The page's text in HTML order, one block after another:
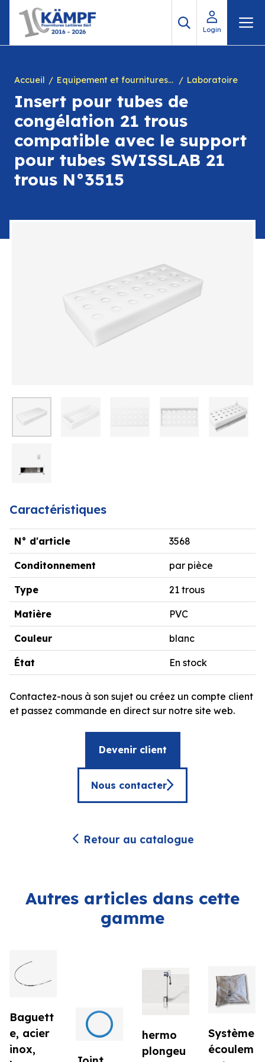
contenu
Login
Accueil Equipement et fournitures pour fromagerie Laboratoire
Insert pour tubes de
congélation 21 trous
compatible avec le support
pour tubes SWISSLAB 21
trous N°3515
Caractéristiques
N° d'article 3568
Conditonnement par pièce
Type 21 trous
Matière PVC
Couleur blanc
État En stock
Contactez-nous à son sujet ou créez un compte client
et passez commande en direct sur notre site web.
Devenir client
Nous contacter
Retour au catalogue
Autres articles dans cette
gamme
Baguett
e, acier
inox,
hermo
plongeu
Système
écoulem